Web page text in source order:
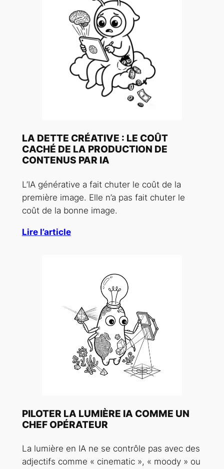
LA DETTE CRÉATIVE : LE COÛT
CACHÉ DE LA PRODUCTION DE
CONTENUS PAR IA
L’IA générative a fait chuter le coût de la
première image. Elle n’a pas fait chuter le
coût de la bonne image.
Lire l’article
PILOTER LA LUMIÈRE IA COMME UN
CHEF OPÉRATEUR
La lumière en IA ne se contrôle pas avec des
adjectifs comme « cinematic », « moody » ou